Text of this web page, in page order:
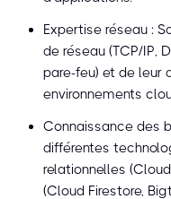
Expertise réseau :
de réseau (TCP/IP,
pare-feu) et de leur
environnements
Connaissance des
différentes
relationnelles
(Cloud Firestore,